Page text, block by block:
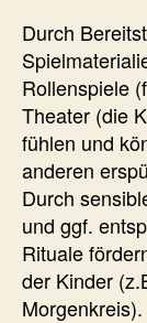
Durch
Rollenspiele
Theater (die
fühlen und
anderen
Durch
und ggf.
Rituale
der Kinder
Morgenkreis).